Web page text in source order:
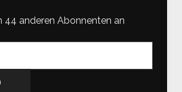
44 anderen Abonnenten an